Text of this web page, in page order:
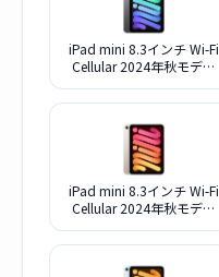
iPad mini 8.3インチ Wi-Fi
Cellular 2024年秋モデル
ー [スペースグレイ]
iPad mini 8.3インチ Wi-Fi
Cellular 2024年秋モデル
ー [スターライト]